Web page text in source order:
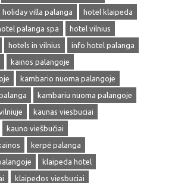
holiday villa palanga
hotel klaipeda
palanga spa
hotel vilnius
hotels in vilnius
info hotel palanga
kainos palangoje
kambario nuoma palangoje
kambariu nuoma palangoje
kaunas viesbuciai
kauno viešbučiai
kerpė palanga
klaipeda hotel
klaipedos viesbuciai